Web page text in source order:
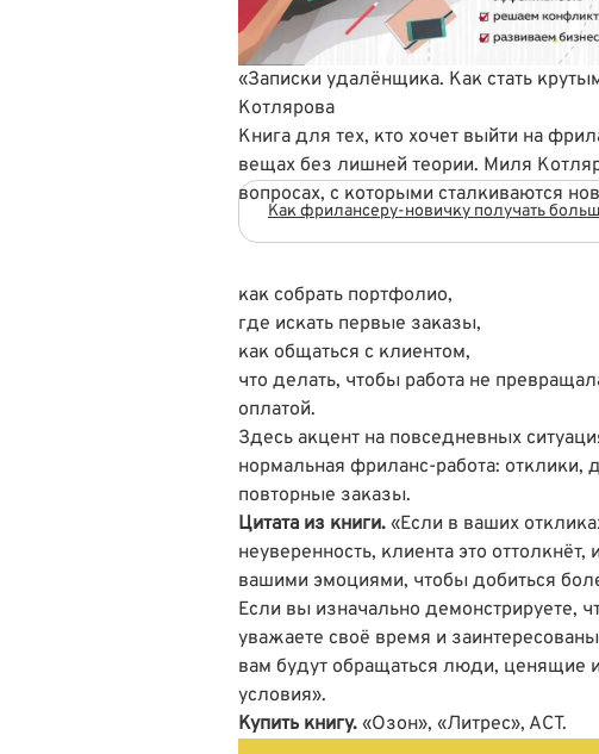
«Записки удалёнщика. Как стать
Котлярова
Книга для тех, кто хочет выйти на
вещах без лишней теории. Миля
вопросах, с которыми сталкиваются
Как фрилансеру-новичку получать
как собрать портфолио,
где искать первые заказы,
как общаться с клиентом,
что делать, чтобы работа не
оплатой.
Здесь акцент на повседневных
нормальная фриланс-работа: отклики,
повторные заказы.
Цитата из книги. «Если в ваших
неуверенность, клиента это
вашими эмоциями, чтобы добиться
Если вы изначально демонстрируете,
уважаете своё время и
вам будут обращаться люди, ценящие
условия».
Купить книгу. «Озон», «Литрес», АСТ.